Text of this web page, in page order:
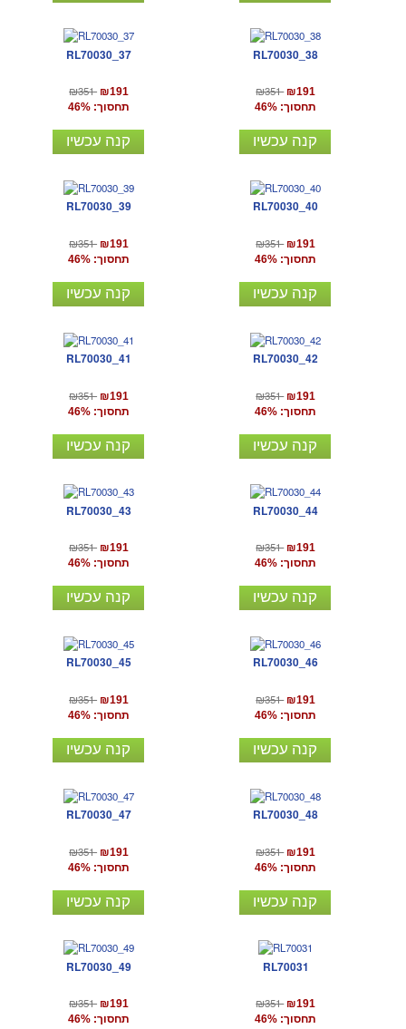
RL70030_37
₪351 ₪191
תחסוך: 46%
קנה עכשיו
RL70030_38
₪351 ₪191
תחסוך: 46%
קנה עכשיו
RL70030_39
₪351 ₪191
תחסוך: 46%
קנה עכשיו
RL70030_40
₪351 ₪191
תחסוך: 46%
קנה עכשיו
RL70030_41
₪351 ₪191
תחסוך: 46%
קנה עכשיו
RL70030_42
₪351 ₪191
תחסוך: 46%
קנה עכשיו
RL70030_43
₪351 ₪191
תחסוך: 46%
קנה עכשיו
RL70030_44
₪351 ₪191
תחסוך: 46%
קנה עכשיו
RL70030_45
₪351 ₪191
תחסוך: 46%
קנה עכשיו
RL70030_46
₪351 ₪191
תחסוך: 46%
קנה עכשיו
RL70030_47
₪351 ₪191
תחסוך: 46%
קנה עכשיו
RL70030_48
₪351 ₪191
תחסוך: 46%
קנה עכשיו
RL70030_49
₪351 ₪191
תחסוך: 46%
RL70031
₪351 ₪191
תחסוך: 46%